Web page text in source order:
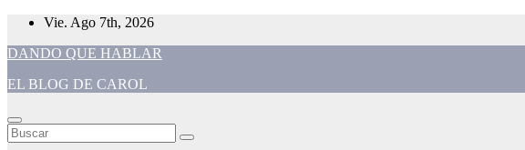
Saltar
contenido
Vie. Ago 7th, 2026
DANDO QUE HABLAR
EL BLOG DE CAROL